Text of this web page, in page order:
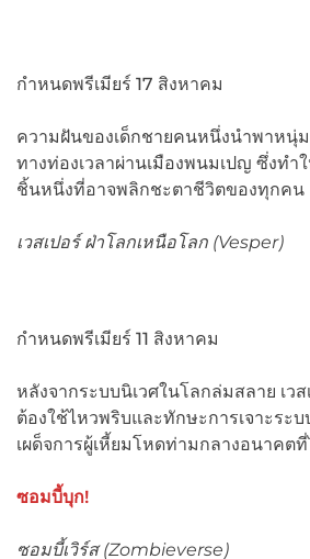
กำหนดพรีเมียร์ 17 สิงหาคม
ความฝันของเด็กชายคนหนึ่งนำพาหนุ่
ทางท่องเวลาผ่านเมืองพนมเปญ ซึ่งทำ
ชิ้นหนึ่งที่อาจพลิกชะตาชีวิตของทุกคน
เวสเปอร์ ฝ่าโลกเหนือโลก (Vesper)
กำหนดพรีเมียร์ 11 สิงหาคม
หลังจากระบบนิเวศในโลกล่มสลาย เวส
ต้องใช้ไหวพริบและทักษะการเจาะระ
เผด็จการผู้เหี้ยมโหดท่ามกลางอนาคต
ซอมบี้บุก!
ซอมบี้เวิร์ส (Zombieverse)